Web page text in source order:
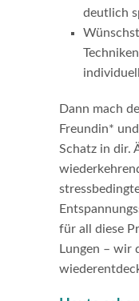
deutlich
Dann mach
Freundin*
Schatz in dir.
für all diese
Lungen – wir